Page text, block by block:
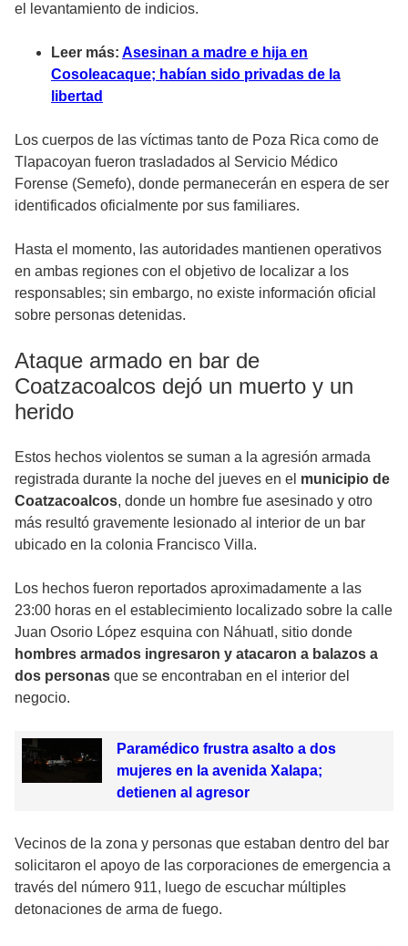
el levantamiento de indicios.
Leer más: Asesinan a madre e hija en
Cosoleacaque; habían sido privadas de la
libertad
Los cuerpos de las víctimas tanto de Poza Rica como de
Tlapacoyan fueron trasladados al Servicio Médico
Forense (Semefo), donde permanecerán en espera de ser
identificados oficialmente por sus familiares.
Hasta el momento, las autoridades mantienen operativos
en ambas regiones con el objetivo de localizar a los
responsables; sin embargo, no existe información oficial
sobre personas detenidas.
Ataque armado en bar de
Coatzacoalcos dejó un muerto y un
herido
Estos hechos violentos se suman a la agresión armada
registrada durante la noche del jueves en el municipio de
Coatzacoalcos, donde un hombre fue asesinado y otro
más resultó gravemente lesionado al interior de un bar
ubicado en la colonia Francisco Villa.
Los hechos fueron reportados aproximadamente a las
23:00 horas en el establecimiento localizado sobre la calle
Juan Osorio López esquina con Náhuatl, sitio donde
hombres armados ingresaron y atacaron a balazos a
dos personas que se encontraban en el interior del
negocio.
Paramédico frustra asalto a dos
mujeres en la avenida Xalapa;
detienen al agresor
Vecinos de la zona y personas que estaban dentro del bar
solicitaron el apoyo de las corporaciones de emergencia a
través del número 911, luego de escuchar múltiples
detonaciones de arma de fuego.